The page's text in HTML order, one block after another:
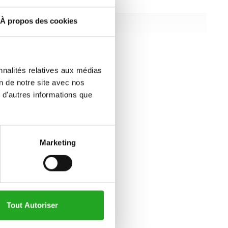
À propos des cookies
relatives aux médias
de notre site avec nos
informations que
Marketing
Tout Autoriser
sans objet